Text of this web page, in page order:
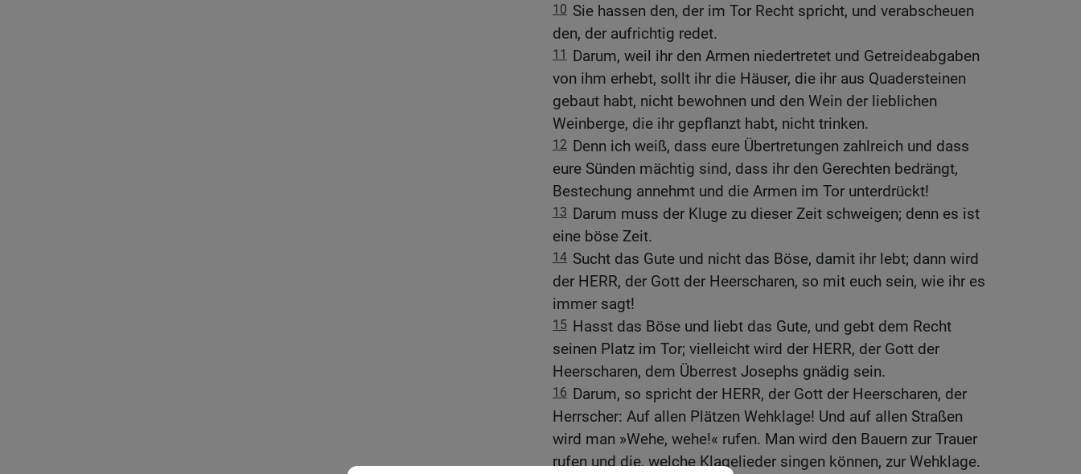
10 Sie hassen den, der im Tor Recht spricht, und verabscheuen
den, der aufrichtig redet.
11
Darum, weil ihr den Armen niedertretet und Getreideabgaben
von ihm erhebt, sollt ihr die Häuser, die ihr aus Quadersteinen
gebaut habt, nicht bewohnen und den Wein der lieblichen
Weinberge, die ihr gepflanzt habt, nicht trinken.
12 Denn ich weiß, dass eure Übertretungen zahlreich und dass
eure Sünden mächtig sind, dass ihr den Gerechten bedrängt,
Bestechung annehmt und die Armen im Tor unterdrückt!
13 Darum muss der Kluge zu dieser Zeit schweigen; denn es ist
eine böse Zeit.
14 Sucht das Gute und nicht das Böse, damit ihr lebt; dann wird
der HERR, der Gott der Heerscharen, so mit euch sein, wie ihr es
immer sagt!
15 Hasst das Böse und liebt das Gute, und gebt dem Recht
seinen Platz im Tor; vielleicht wird der HERR, der Gott der
Heerscharen, dem Überrest Josephs gnädig sein.
16 Darum, so spricht der HERR, der Gott der Heerscharen, der
Herrscher: Auf allen Plätzen Wehklage! Und auf allen Straßen
wird man »Wehe, wehe!« rufen. Man wird den Bauern zur Trauer
rufen und die, welche Klagelieder singen können, zur Wehklage.